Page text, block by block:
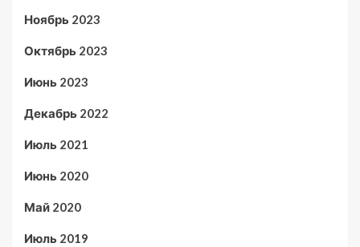
Ноябрь 2023
Октябрь 2023
Июнь 2023
Декабрь 2022
Июль 2021
Июнь 2020
Май 2020
Июль 2019